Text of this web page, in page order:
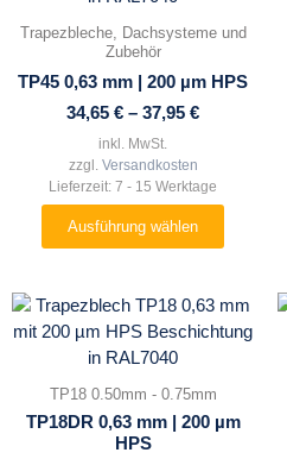
Trapezbleche, Dachsysteme und
Zubehör
TP45 0,63 mm | 200 µm HPS
34,65 € – 37,95 €
inkl. MwSt.
zzgl. Versandkosten
Lieferzeit: 7 - 15 Werktage
Ausführung wählen
Varianten
auf.
Optionen
können
auf
der
Produktseite
TP18 0.50mm - 0.75mm
TP18DR 0,63 mm | 200 µm
HPS
Dieses
Produkt
weist
auf.